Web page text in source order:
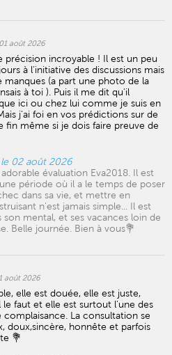
août 2026
précision incroyable ! Il est un peu
à l'initiative des discussions mais
(a part une photo de la
à toi ). Puis il me dit qu'il
ici ou chez lui comme je suis en
j'ai foi en vos prédictions sur de
fin même si je dois faire preuve de
02 août 2026
évaluation Eva2018. Il est
période où il a le temps de poser
dans sa vie, et mettre en
n'est jamais simple... Il est
mental, et ses vacances loin de
Belle journée. Bien à vous💐
août 2026
elle est douée, elle est juste,
faut et elle est surtout l'une des
La consultation se
doux,sincère, honnête et parfois
💐